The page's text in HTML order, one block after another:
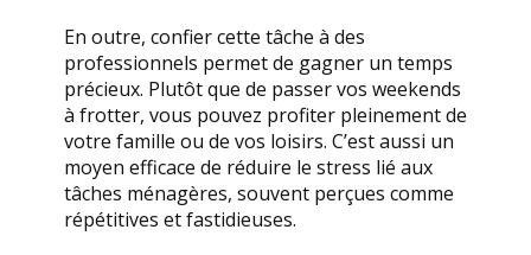
En outre, confier cette tâche à des
professionnels permet de gagner un temps
précieux. Plutôt que de passer vos weekends
à frotter, vous pouvez profiter pleinement de
votre famille ou de vos loisirs. C’est aussi un
moyen efficace de réduire le stress lié aux
tâches ménagères, souvent perçues comme
répétitives et fastidieuses.